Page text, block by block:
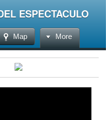
ESPECTACULO
Map More